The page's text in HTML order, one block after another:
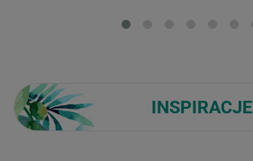
INSPIRACJE